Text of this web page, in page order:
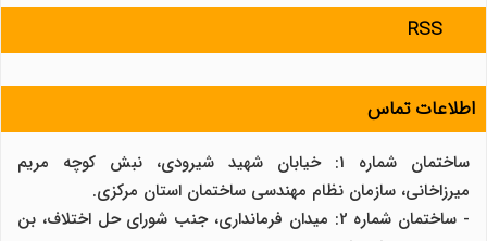
RSS
اطلاعات تماس
ساختمان شماره 1: خیابان شهید شیرودی، نبش کوچه مریم
میرزاخانی، سازمان نظام مهندسی ساختمان استان مرکزی.
- ساختمان شماره 2: میدان فرمانداری، جنب شورای حل اختلاف، بن